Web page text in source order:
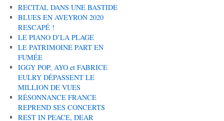
RECITAL DANS UNE BASTIDE
BLUES EN AVEYRON 2020
RESCAPÉ !
LE PIANO D’LA PLAGE
LE PATRIMOINE PART EN
FUMÉE
IGGY POP, AYO et FABRICE
EULRY DÉPASSENT LE
MILLION DE VUES
RÉSONNANCE FRANCE
REPREND SES CONCERTS
REST IN PEACE, DEAR